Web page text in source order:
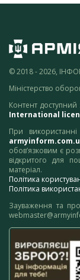
© 2018 - 2026,
Міністерство
Контент доступний
International
При
обов’язковим є
відкритого для
матеріал.
Політика
Політика
Зауваження та